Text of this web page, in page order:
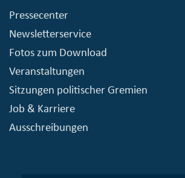
Pressecenter
Newsletterservice
Fotos zum Download
Veranstaltungen
Sitzungen politischer Gremien
Job & Karriere
Ausschreibungen